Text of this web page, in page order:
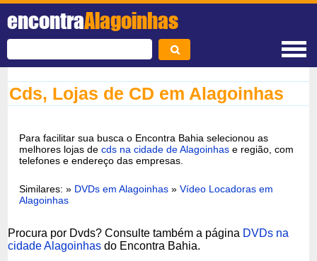
encontraAlagoinhas
Cds, Lojas de CD em Alagoinhas
Para facilitar sua busca o Encontra Bahia selecionou as
melhores lojas decds na cidade de Alagoinhas e região, com
telefones e endereço das empresas.
Similares: » DVDs em Alagoinhas »Vídeo Locadoras em
Alagoinhas
Procura por Dvds? Consulte também a página DVDs na
cidade Alagoinhas do Encontra Bahia.